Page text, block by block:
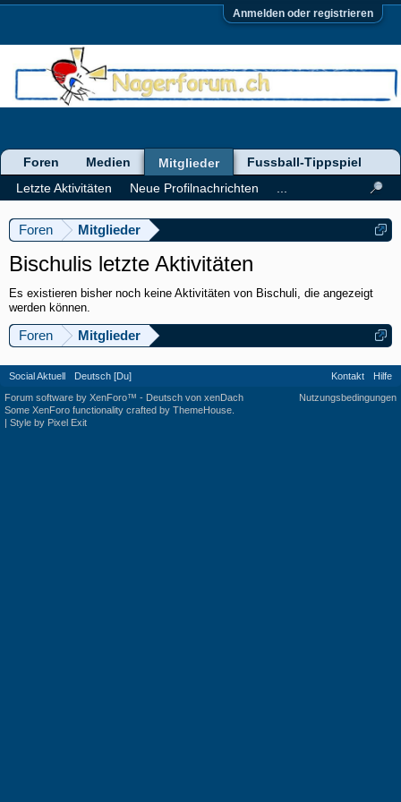
Anmelden oder registrieren
Foren Mitglieder
Bischulis letzte Aktivitäten
Es existieren bisher noch keine Aktivitäten von Bischuli, die angezeigt
werden können.
Foren Mitglieder
Foren Medien
Mitglieder
Letzte Aktivitäten
Neue Profilnachrichten
Fussball-Tippspiel
Social Aktuell Deutsch [Du] Kontakt
Hilfe
Nutzungsbedingungen
Forum software by XenForo™ - Deutsch von xenDach
Some XenForo functionality crafted by ThemeHouse
| Style by Pixel Exit